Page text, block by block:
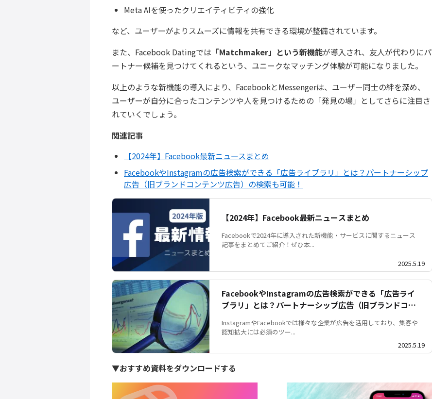
Meta AIを使ったクリエイティビティの強化
など、ユーザーがよりスムーズに情報を共有できる環境が整備されています。
また、Facebook Datingでは 「Matchmaker」という新機能が導入され、友人が代わりにパ
ートナー候補を見つけてくれるという、ユニークなマッチング体験が可能になりました。
以上のような新機能の導入により、FacebookとMessengerは、ユーザー同士の絆を深め、
ユーザーが自分に合ったコンテンツや人を見つけるための「発見の場」としてさらに注目さ
れていくでしょう。
関連記事
【2024年】Facebook最新ニュースまとめ
FacebookやInstagramの広告検索ができる「広告ライブラリ」とは？パートナーシップ
広告（旧ブランドコンテンツ広告）の検索も可能！
【2024年】Facebook最新ニュースまとめ
2025.5.19
Facebookで2024年に導入された新機能・サービスに関するニュース
記事をまとめてご紹介！ぜひ本...
FacebookやInstagramの広告検索ができる「広告ライ
ブラリ」とは？パートナーシップ広告（旧ブランドコン
2025.5.19
InstagramやFacebookでは様々な企業が広告を活用しており、集客や
認知拡大には必須のツー...
▼おすすめ資料をダウンロードする